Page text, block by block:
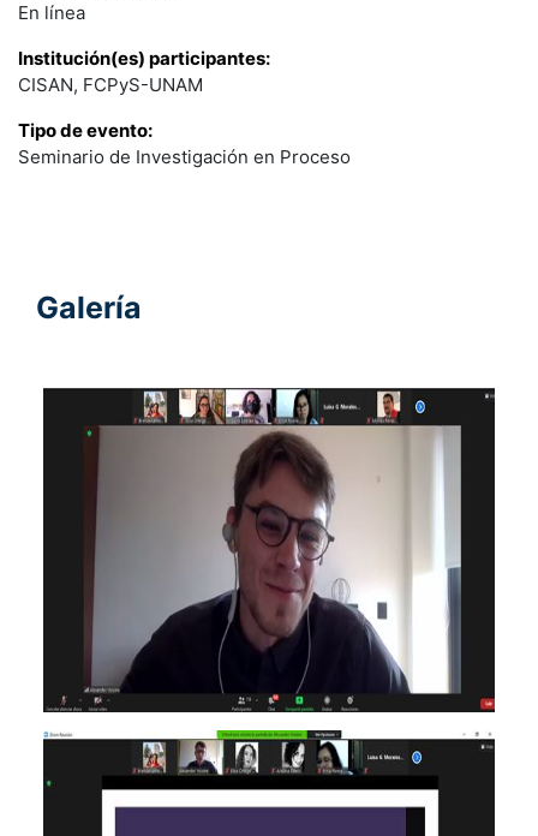
En línea
Institución(es) participantes:
CISAN, FCPyS-UNAM
Tipo de evento:
Seminario de Investigación en Proceso
Galería